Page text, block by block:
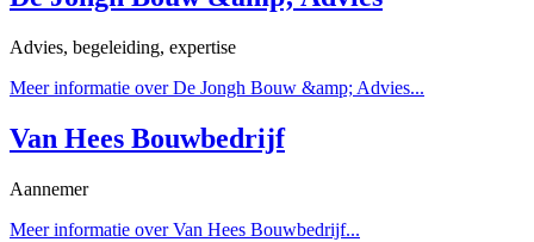
Advies, begeleiding, expertise
Meer informatie over De Jongh Bouw &amp; Advies...
Van Hees Bouwbedrijf
Aannemer
Meer informatie over Van Hees Bouwbedrijf...